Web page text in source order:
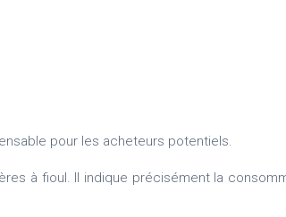
pour les acheteurs potentiels.
à fioul. Il indique précisément la